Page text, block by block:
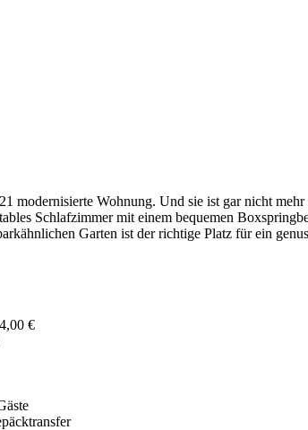
modernisierte Wohnung. Und sie ist gar nicht
Schlafzimmer mit einem bequemen
Garten ist der richtige Platz für ein
€